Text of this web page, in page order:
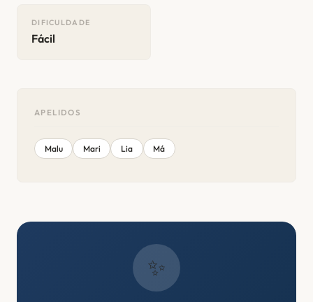
DIFICULDADE
Fácil
APELIDOS
Malu Mari Lia Má
✨